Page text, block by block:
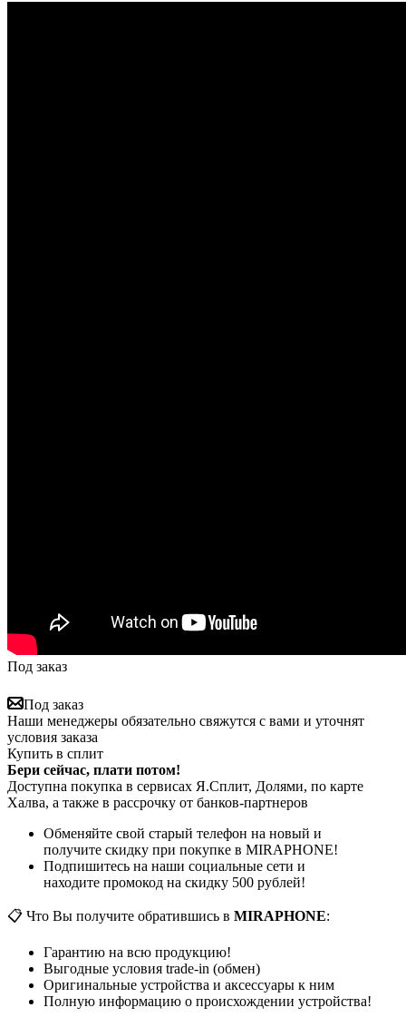
Под заказ
Под заказ
Наши менеджеры обязательно свяжутся с вами и уточнят
условия заказа
Купить в сплит
Бери сейчас, плати потом!
Доступна покупка в сервисах Я.Сплит, Долями, по карте
Халва, а также в рассрочку от банков-партнеров
Обменяйте свой старый телефон на новый и
получите скидку при покупке в MIRAPHONE!
Подпишитесь на наши социальные сети и
находите промокод на скидку 500 рублей!
📋 Что Вы получите обратившись в MIRAPHONE:
Гарантию на всю продукцию!
Выгодные условия trade-in (обмен)
Оригинальные устройства и аксессуары к ним
Полную информацию о происхождении устройства!